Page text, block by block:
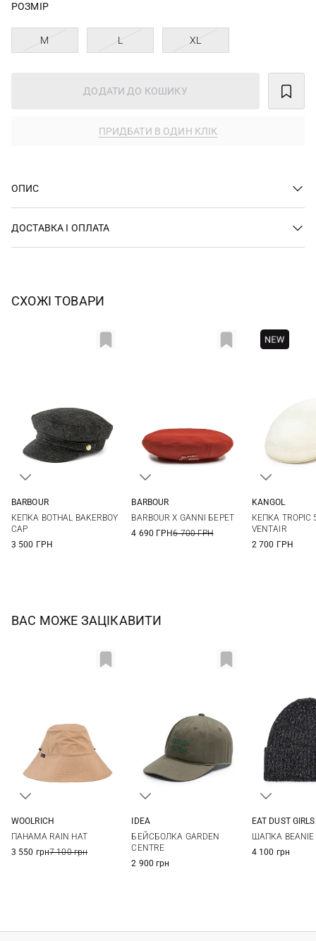
РОЗМІР
M L XL
ДОДАТИ ДО КОШИКУ
ПРИДБАТИ В ОДИН КЛІК
ОПИС
ДОСТАВКА І ОПЛАТА
СХОЖІ ТОВАРИ
BARBOUR
КЕПКА BOTHAL BAKERBOY
CAP
3 500 ГРН
BARBOUR
BARBOUR X GANNI БЕРЕТ
4 690 ГРН6 700 ГРН
KANGOL
КЕПКА TROPIC
VENTAIR
2 700 ГРН
ВАС МОЖЕ ЗАЦІКАВИТИ
WOOLRICH
ПАНАМА RAIN HAT
3 550 грн7 100 грн
IDEA
БЕЙСБОЛКА GARDEN
CENTRE
2 900 грн
EAT DUST
ШАПКА BEANIE
4 100 грн